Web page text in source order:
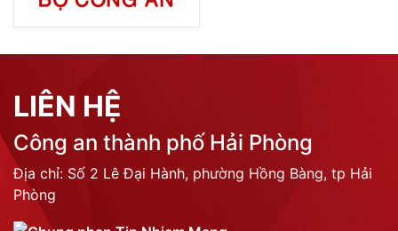
LIÊN HỆ
Công an thành phố Hải Phòng
Địa chỉ: Số 2 Lê Đại Hành, phường Hồng Bàng, tp Hải
Phòng